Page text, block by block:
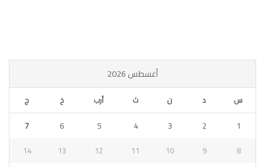
أغسطس 2026
س د ن ث أرب خ ج
1
2
3
4
5
6
7
8
9
10
11
12
13
14